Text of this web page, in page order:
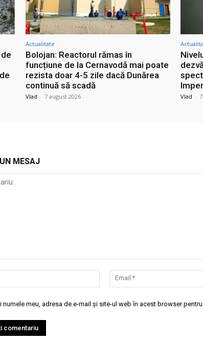
Actualitate
Bolojan: Reactorul rămas în
funcțiune de la Cernavodă mai poate
rezista doar 4-5 zile dacă Dunărea
continuă să scadă
Vlad - 7 august 2026 Vlad -
MESAJ
Nume:*
numele meu, adresa de e-mail și site-ul web în acest browser